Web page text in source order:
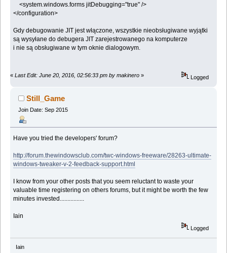
<system.windows.forms jitDebugging="true" />
</configuration>
Gdy debugowanie JIT jest włączone, wszystkie nieobsługiwane wyjątki
są wysyłane do debugera JIT zarejestrowanego na komputerze
i nie są obsługiwane w tym oknie dialogowym.
« Last Edit: June 20, 2016, 02:56:33 pm by makinero » Logged
Still_Game
Join Date: Sep 2015
Have you tried the developers' forum?
http://forum.thewindowsclub.com/twc-windows-freeware/28263-ultimate-
windows-tweaker-v-2-feedback-support.html
I know from your other posts that you seem reluctant to waste your
valuable time registering on others forums, but it might be worth the few
minutes invested................
Iain
Logged
Iain